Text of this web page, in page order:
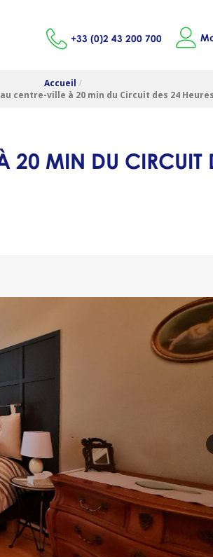
+33 (0)2 43 200 700
Accueil /
centre-ville à 20 min du Circuit des 24
20 MIN DU CIRCUIT